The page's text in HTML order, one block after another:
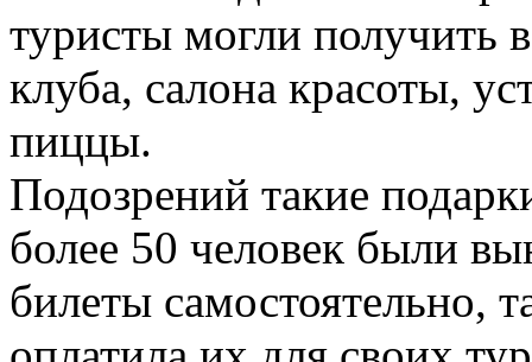
туристы могли получить
клуба, салона красоты,
пиццы.
Подозрений такие
более 50 человек были
билеты самостоятельно,